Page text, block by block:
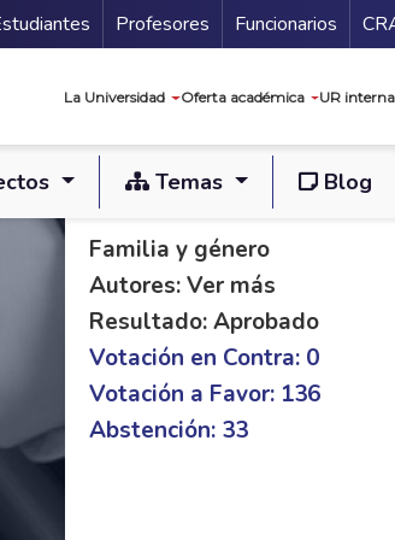
Profesores Funcionarios
La Universidad Oferta académica UR
Temas Blog
PL C 62/20 S 95/21
Familia y género
Autores: Ver más
Resultado: Aprobado
Votación en Contra: 0
Votación a Favor: 136
Abstención: 33